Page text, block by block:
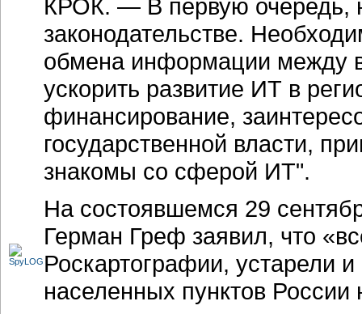
КРОК. — В первую очередь,
законодательстве.
обмена информации между
ускорить развитие ИТ в
финансирование,
государственной власти,
знакомы со сферой ИТ".
На состоявшемся 29
Герман Греф заявил, что
Роскартографии, устарели
населенных пунктов